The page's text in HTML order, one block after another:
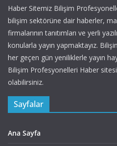
Haber Sitemiz Bilişim
bilişim sektörüne dair haberler,
firmalarının tanıtımları ve yerli
konularla yayın yapmaktayız.
her geçen gün yeniliklerle yayın
Bilişim Profesyonelleri Haber
olabilirsiniz.
Sayfalar
Ana Sayfa